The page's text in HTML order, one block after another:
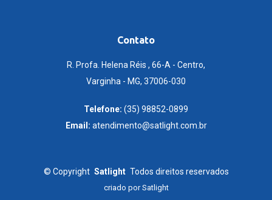
Contato
R. Profa. Helena Réis , 66-A - Centro,
Varginha - MG, 37006-030
Telefone: (35) 98852-0899
Email: atendimento@satlight.com.br
© Copyright Satlight Todos direitos reservados
criado porSatlight